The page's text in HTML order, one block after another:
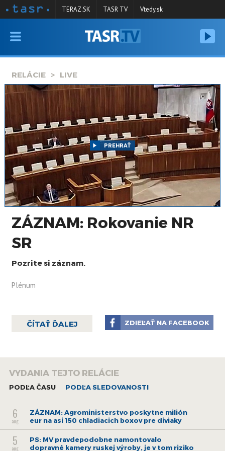
VYSIELANIE
SPRAVODAJSTVO
KONTAKT
ARCHÍV
TERAZ.SK TASR TV Vtedy.sk
RELÁCIE LIVE
PREHRAŤ
ZÁZNAM: Rokovanie NR
SR
Pozrite si záznam.
Plénum
ČÍTAŤ ĎALEJ ZDIEĽAŤ NA FACEBOOK
VYDANIA TEJTO RELÁCIE
PODĽA ČASU PODĽA SLEDOVANOSTI
6
aug
ZÁZNAM: Agroministerstvo poskytne milión
eur na asi 150 chladiacich boxov pre diviaky
5
aug
PS: MV pravdepodobne namontovalo
dopravné kamery ruskej výroby, je v tom riziko